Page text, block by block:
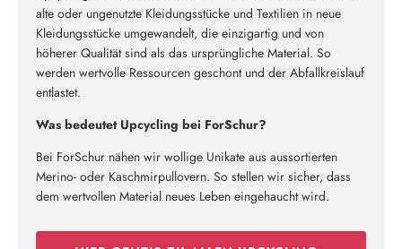
alte oder ungenutzte Kleidungsstücke und Textilien in neue
Kleidungsstücke umgewandelt, die einzigartig und von
höherer Qualität sind als das ursprüngliche Material. So
werden wertvolle Ressourcen geschont und der Abfallkreislauf
entlastet.
Was bedeutet Upcycling bei ForSchur?
Bei ForSchur nähen wir wollige Unikate aus aussortierten
Merino- oder Kaschmirpullovern. So stellen wir sicher, dass
dem wertvollen Material neues Leben eingehaucht wird.